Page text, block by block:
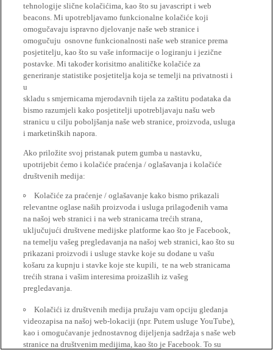
tehnologije slične kolačićima, kao što su javascript i web
beacons. Mi upotrebljavamo funkcionalne kolačiće koji
omogučavaju ispravno djelovanje naše web stranice i
omogučuju osnovne funkcionalnosti naše web stranice prema
posjetitelju, kao što su vaše informacije o logiranju i jezične
postavke. Mi također korisitmo analitičke kolačiće za
generiranje statistike posjetitelja koja se temelji na privatnosti i
u
skladu s smjernicama mjerodavnih tijela za zaštitu podataka da
bismo razumjeli kako posjetitelji upotrebljavaju našu web
stranicu u cilju poboljšanja naše web stranice, proizvoda, usluga
i marketinških napora.
Ako priložite svoj pristanak putem gumba u nastavku,
upotrijebit ćemo i kolačiće praćenja / oglašavanja i kolačiće
društvenih medija:
Kolačiće za praćenje / oglašavanje kako bismo prikazali
relevantne oglase naših proizvoda i usluga prilagođenih vama
na našoj web stranici i na web stranicama trećih strana,
uključujući društvene medijske platforme kao što je Facebook,
na temelju vašeg pregledavanja na našoj web stranici, kao što su
prikazani proizvodi i usluge stavke koje su dodane u vašu
košaru za kupnju i stavke koje ste kupili, te na web stranicama
trećih strana i vašim interesima proizašlih iz vašeg
pregledavanja.
Kolačići iz društvenih medija pružaju vam opciju gledanja
videozapisa na našoj web-lokaciji (npr. Putem usluge YouTube),
kao i omogućavanje jednostavnog dijeljenja sadržaja s naše web
stranice na društvenim medijima, kao što je Facebook. To su